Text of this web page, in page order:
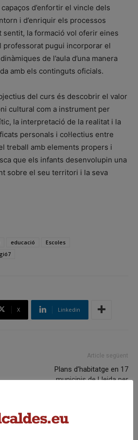
d’enfortir el vincle dels
i d’enriquir els processos
sentit, la formació vol oferir eines
professorat pugui incorporar el
de l’aula d’una manera
amb els continguts oficials.
del curs és descobrir el valor
cultural com a instrument per
la interpretació de la realitat i la
personals i col·lectius entre
treball amb elements propers i
que els infants desenvolupin una
sobre el seu territori i la seva
educació
Escoles
X Linkedin
Article següent
Plans d’habitatge en 17
municipis de Lleida per